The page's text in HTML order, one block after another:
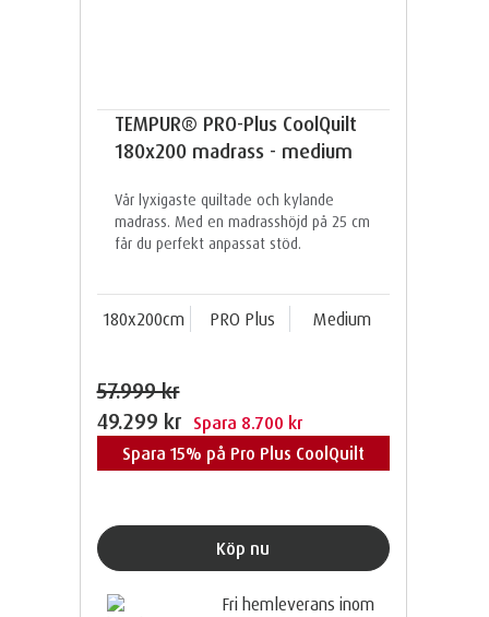
TEMPUR® PRO-Plus CoolQuilt
180x200 madrass - medium
Vår lyxigaste quiltade och kylande
madrass. Med en madrasshöjd på 25 cm
får du perfekt anpassat stöd.
180x200cm PRO Plus Medium
57.999 kr
49.299 kr Spara 8.700 kr
Spara 15% på Pro Plus CoolQuilt
Köp nu
Fri hemleverans inom